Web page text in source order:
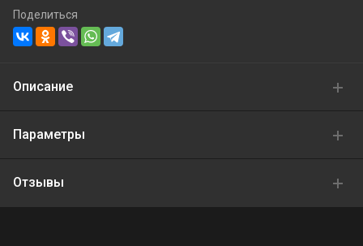
Поделиться
Описание
Параметры
Отзывы